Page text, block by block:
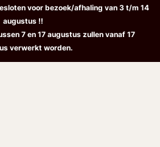
voor bezoek/afhaling van 3 t/m 14
augustus !!
7 en 17 augustus zullen vanaf 17
verwerkt worden.